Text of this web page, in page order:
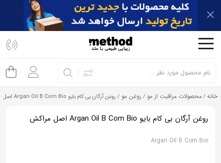
اشتراک
استفاده
از
روش‌های
این
خانه /محصولات مراقبت از مو / روغن مو / روغن آرگان بی کام بایو Argan Oil B Com Bio اصل مراکش
روغن آرگان بی کام بایو Argan Oil B Com Bio اصل مراکش
Argan Oil B Com Bio